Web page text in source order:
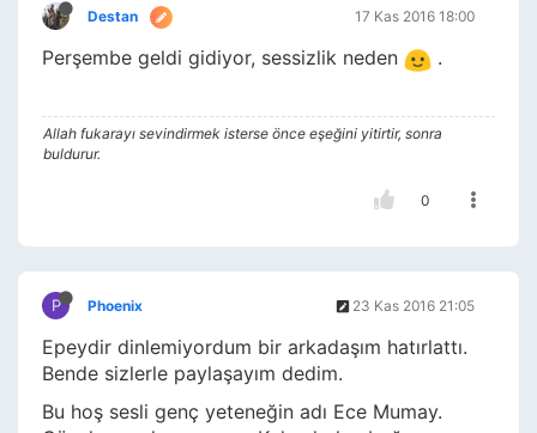
Destan 17 Kas 2016 18:00
Perşembe geldi gidiyor, sessizlik neden .
Allah fukarayı sevindirmek isterse önce eşeğini yitirtir, sonra
buldurur.
0
P Phoenix 23 Kas 2016 21:05
Epeydir dinlemiyordum bir arkadaşım hatırlattı.
Bende sizlerle paylaşayım dedim.
Bu hoş sesli genç yeteneğin adı Ece Mumay.